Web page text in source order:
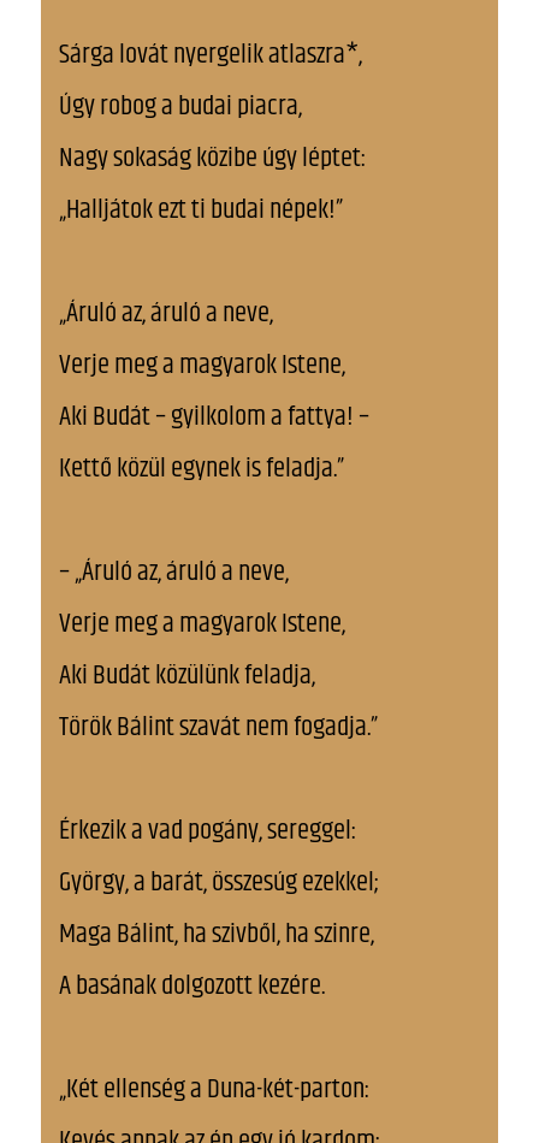
Sárga lovát nyergelik atlaszra*,
Úgy robog a budai piacra,
Nagy sokaság közibe úgy léptet:
„Halljátok ezt ti budai népek!”
„Áruló az, áruló a neve,
Verje meg a magyarok Istene,
Aki Budát – gyilkolom a fattya! –
Kettő közül egynek is feladja.”
– „Áruló az, áruló a neve,
Verje meg a magyarok Istene,
Aki Budát közülünk feladja,
Török Bálint szavát nem fogadja.”
Érkezik a vad pogány, sereggel:
György, a barát, összesúg ezekkel;
Maga Bálint, ha szivből, ha szinre,
A basának dolgozott kezére.
„Két ellenség a Duna-két-parton: